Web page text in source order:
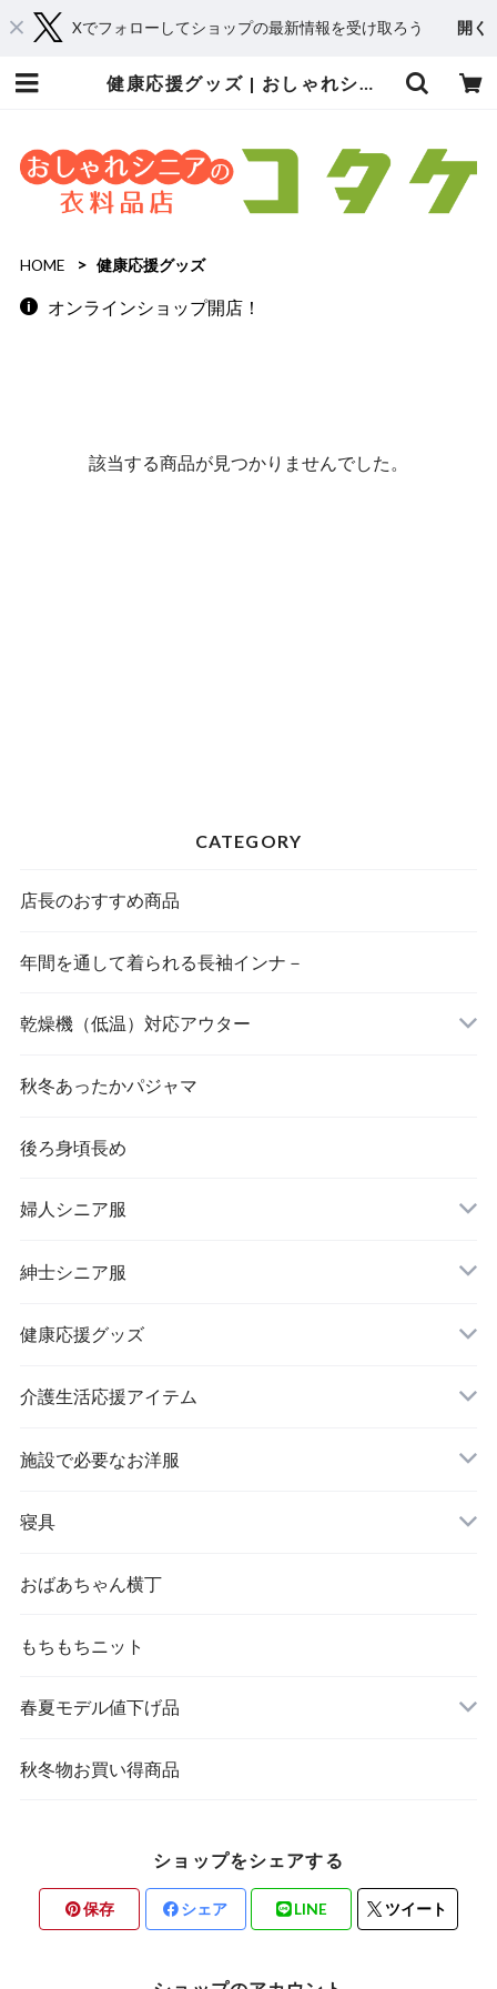
Xでフォローしてショップの最新情報を受け取ろう 開く
健康応援グッズ | おしゃれシニアの衣料品店 コタケ
HOME 健康応援グッズ
オンラインショップ開店！
該当する商品が見つかりませんでした。
CATEGORY
店長のおすすめ商品
年間を通して着られる長袖インナ－
乾燥機（低温）対応アウター
秋冬あったかパジャマ
後ろ身頃長め
婦人シニア服
トップス
紳士シニア服
スラックス
健康応援グッズ
介護生活応援アイテム
施設で必要なお洋服
婦人 トップス
寝具
おばあちゃん横丁
もちもちニット
春夏モデル値下げ品
秋冬物お買い得商品
ショップをシェアする
保存 シェア LINE ツイート